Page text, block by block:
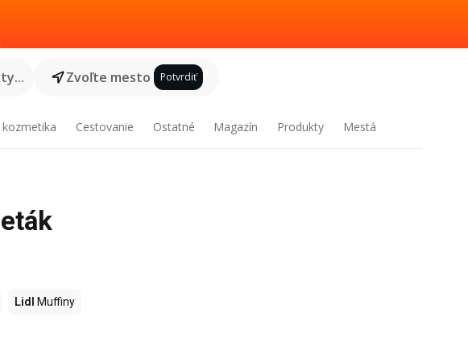
Zvoľte mesto Potvrdiť
Cestovanie Ostatné Magazín Produkty Mestá
Lidl Muffiny